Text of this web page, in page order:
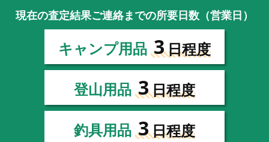
現在の査定結果ご連絡までの所要日数（営業日）
キャンプ用品 3日程度
登山用品 3日程度
釣具用品 3日程度